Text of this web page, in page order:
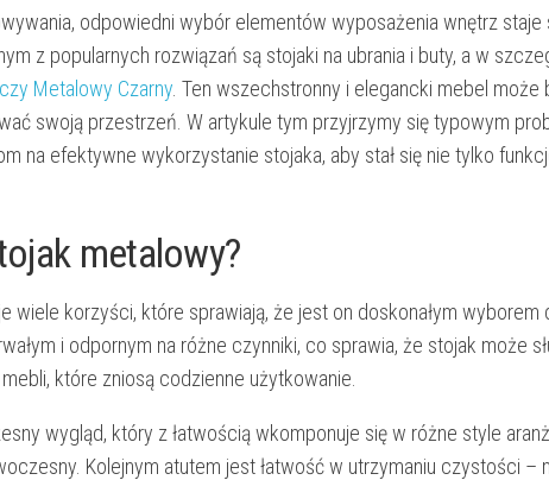
odpowiedni wybór elementów wyposażenia wnętrz staje
z popularnych rozwiązań są stojaki na ubrania i buty, a w
Metalowy Czarny . Ten wszechstronny i elegancki mebel może
swoją przestrzeń. W artykule tym przyjrzymy się typowym
na efektywne wykorzystanie stojaka, aby stał się nie tylko
metalowy?
wiele korzyści, które sprawiają, że jest on doskonałym wyborem
i odpornym na różne czynniki, co sprawia, że stojak może
które zniosą codzienne użytkowanie.
wygląd, który z łatwością wkomponuje się w różne style
Kolejnym atutem jest łatwość w utrzymaniu czystości –